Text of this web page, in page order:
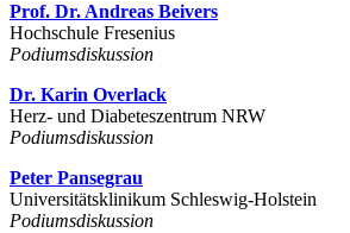
Prof. Dr. Andreas Beivers
Hochschule Fresenius
Podiumsdiskussion
Dr. Karin Overlack
Herz- und Diabeteszentrum NRW
Podiumsdiskussion
Peter Pansegrau
Universitätsklinikum Schleswig-Holstein
Podiumsdiskussion